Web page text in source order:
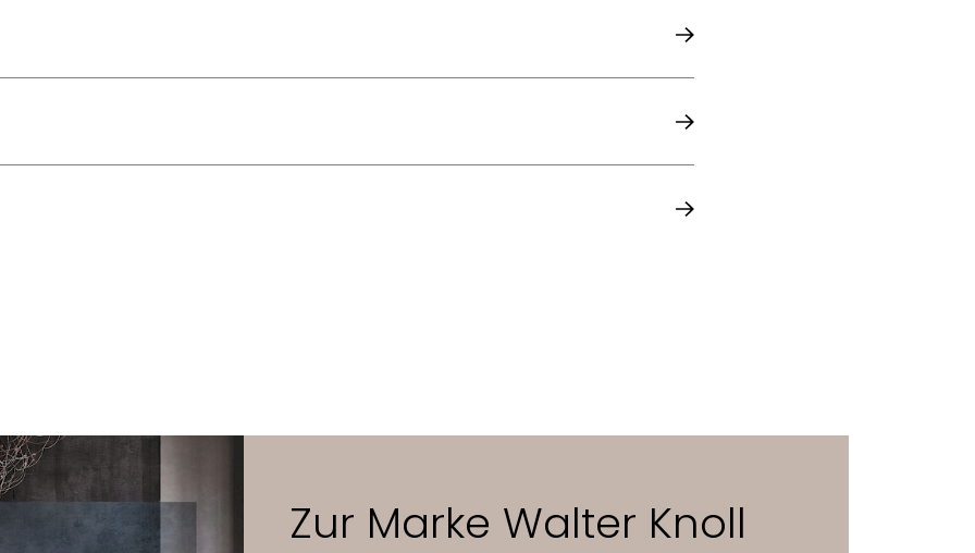
45 cm
Aluminiumkonstruktion
4-Fuss-Kreuz optional mit Rückholmechanik (gegen Mehrpreis, nicht kombinierbar mit
Gasfeder); mit Rückholmechanik erhöht sich Gesamt- und Sitzhöhe um 2,5 cm
mit hohem Rücken und mit Kreuzfuss
mit mittelhohem Rücken und mit Rollen
Zur Marke Walter Knoll